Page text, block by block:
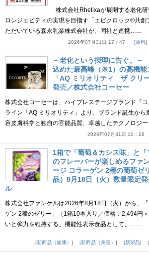
株式会社Rhelixaが展開する老化研
ロンジェビティの実現を目指す「エピクロック®共創
ただいている森永乳業株式会社が、同社と連携……
2026年07月31日 17：47 原料
～老化という摂理に告ぐ。
込めた最高峰（※1）の高機能
「AQ ミリオリティ ザ クリ
発売／株式会社コーセー
株式会社コーセーは、ハイプレステージブランド『
ライン「AQ ミリオリティ」より、ブランド誕生から
容皮膚科学と独自の官能品質、卓越したテクノロジ
2026年07月31日 10：26
1箱で「葡萄＆カシス味」と
のフレーバーが楽しめるファ
ージ コラーゲン 2種の葡萄ゼ
品）8月18日（火）数量限定
ル
株式会社ファンケルは2026年8月18日（火）から、
ゲン 2種のゼリー」（1箱10本入り／価格：2,494円
いと弾力を維持する」機能性表示食品として、……
新商品（健康）
新商品（美容） 新製品